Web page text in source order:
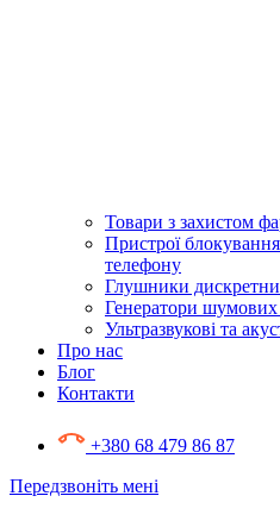
Товари з захистом
Пристрої
телефону
Глушники
Генератори шумових
Ультразвукові та
Про нас
Блог
Контакти
+380 68 479 86 87
Передзвоніть мені